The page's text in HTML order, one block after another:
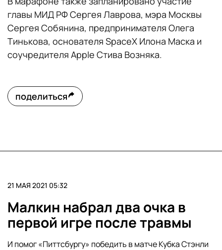
главы МИД РФ Сергея Лаврова, мэра Москвы
Сергея Собянина, предпринимателя Олега
Тинькова, основателя SpaceX Илона Маска и
соучредителя Apple Стива Возняка.
поделиться
21 МАЯ 2021 05:32
Малкин набрал два очка в
первой игре после травмы
И помог «Питтсбургу» победить в матче Кубка Стэнли